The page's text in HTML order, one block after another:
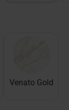
Venato Gold